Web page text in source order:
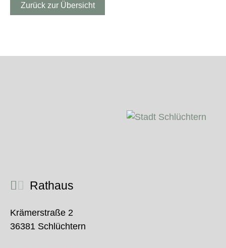
Zurück zur Übersicht
Rathaus
Krämerstraße 2
36381 Schlüchtern